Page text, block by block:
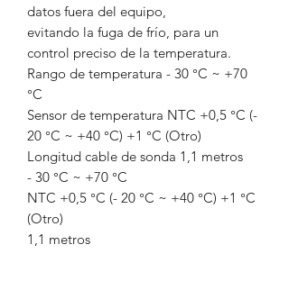
datos fuera del equipo,
evitando la fuga de frío, para un
control preciso de la temperatura.
Rango de temperatura - 30 °C ~ +70
°C
Sensor de temperatura NTC +0,5 °C (-
20 °C ~ +40 °C) +1 °C (Otro)
Longitud cable de sonda 1,1 metros
- 30 °C ~ +70 °C
NTC +0,5 °C (- 20 °C ~ +40 °C) +1 °C
(Otro)
1,1 metros